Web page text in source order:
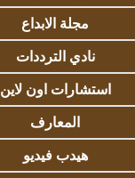
مجلة الابداع
نادي الترددات
استشارات اون لاين
المعارف
هيدب فيديو